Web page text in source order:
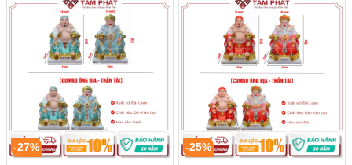
-27% -25%